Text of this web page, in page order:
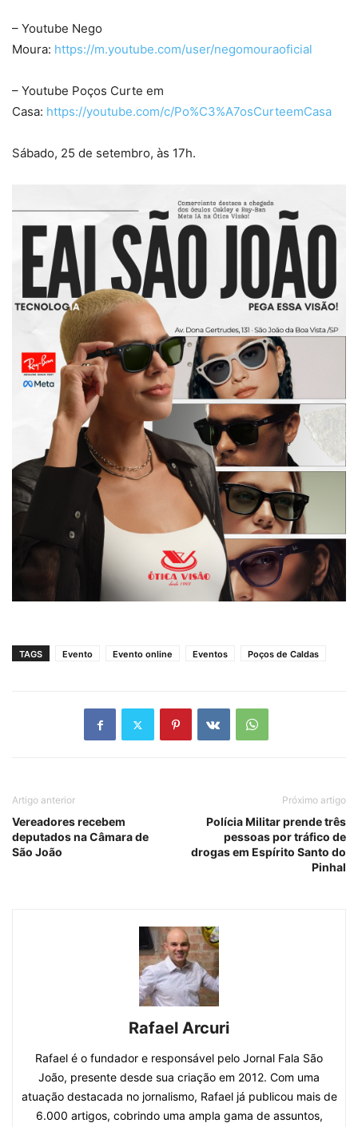
– Youtube Nego
Moura: https://m.youtube.com/user/negomouraoficial
– Youtube Poços Curte em
Casa: https://youtube.com/c/Po%C3%A7osCurteemCasa
Sábado, 25 de setembro, às 17h.
TAGS Evento Evento online Eventos Poços de Caldas
Artigo anterior
Vereadores recebem
deputados na Câmara de
São João
Próximo artigo
Polícia Militar prende três
pessoas por tráfico de
drogas em Espírito Santo do
Pinhal
Rafael Arcuri
Rafael é o fundador e responsável pelo Jornal Fala São
João, presente desde sua criação em 2012. Com uma
atuação destacada no jornalismo, Rafael já publicou mais de
6.000 artigos, cobrindo uma ampla gama de assuntos,